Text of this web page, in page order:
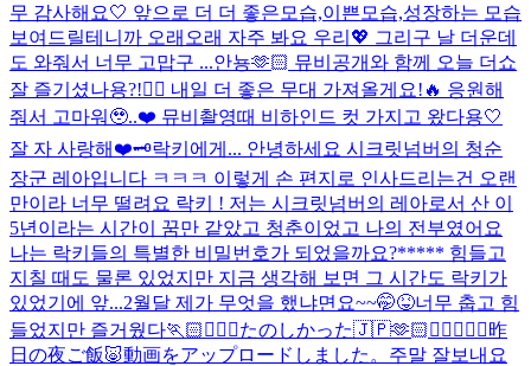
무 감사해요🤍 앞으로 더 더 좋은모습,이쁜모습,성장하는 모습
보여드릴테니까 오래오래 자주 봐요 우리💖 그리구 날 더운데
도 와줘서 너무 고맙구 ...안뇽🫶🏻 뮤비공개와 함께 오늘 더쇼
잘 즐기셨나용?!👌🏻 내일 더 좋은 무대 가져올게요!🔥 응원해
줘서 고마워🥹..❤️ 뮤비촬영때 비하인드 컷 가지고 왔다용🤍
잘 자 사랑해❤️🗝️락키에게... 안녕하세요 시크릿넘버의 청순
장군 레아입니다 ㅋㅋㅋ 이렇게 손 편지로 인사드리는건 오랜
만이라 너무 떨려요 락키 ! 저는 시크릿넘버의 레아로서 산 이
5년이라는 시간이 꿈만 같았고 청춘이었고 나의 전부였어요
나는 락키들의 특별한 비밀번호가 되었을까요?***** 힘들고
지칠 때도 물론 있었지만 지금 생각해 보면 그 시간도 락키가
있었기에 앞...2월달 제가 무엇을 했냐면요~~🤭😝너무 춥고 힘
들었지만 즐거웠다🏃🏻🏃🏻‍♀️たのしかった🇯🇵🫶🏻👩🏻‍❤️‍👩🏻昨
日の夜ご飯🐷動画をアップロードしました。 주말 잘보내요